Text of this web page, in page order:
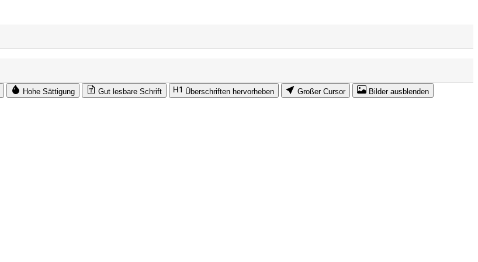
Hohe Sättigung Gut lesbare Schrift Überschriften hervorheben Großer Cursor Bilder ausblenden